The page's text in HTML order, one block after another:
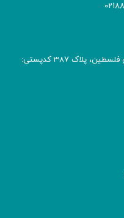
آدرس: پسـتی تهران، خیابان طالقانی، میدان فلسطین، پلاک 387 کدپستی: